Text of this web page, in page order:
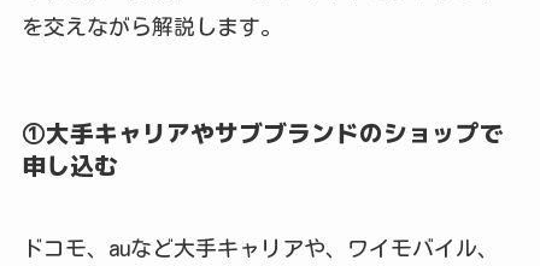
を交えながら解説します。
①大手キャリアやサブブランドのショップで
申し込む
ドコモ、auなど大手キャリアや、ワイモバイル、